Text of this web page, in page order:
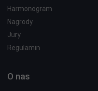
Harmonogram
Nagrody
Jury
Regulamin
O nas